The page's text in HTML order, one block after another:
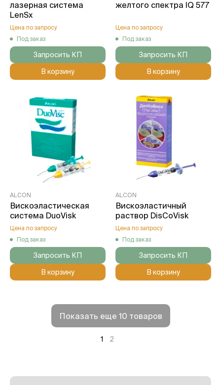
лазерная cиcтема
LenSx
Цена по запросу
Под заказ
Запросить КП
В корзину
желтого спектра IQ 577
Цена по запросу
Под заказ
Запросить КП
В корзину
ALCON
Вискоэластическая
система DuoVisk
Цена по запросу
Под заказ
Запросить КП
В корзину
ALCON
Вискоэластичный
раствор DisCoVisk
Цена по запросу
Под заказ
Запросить КП
В корзину
Показать еще 10 товаров
1 2